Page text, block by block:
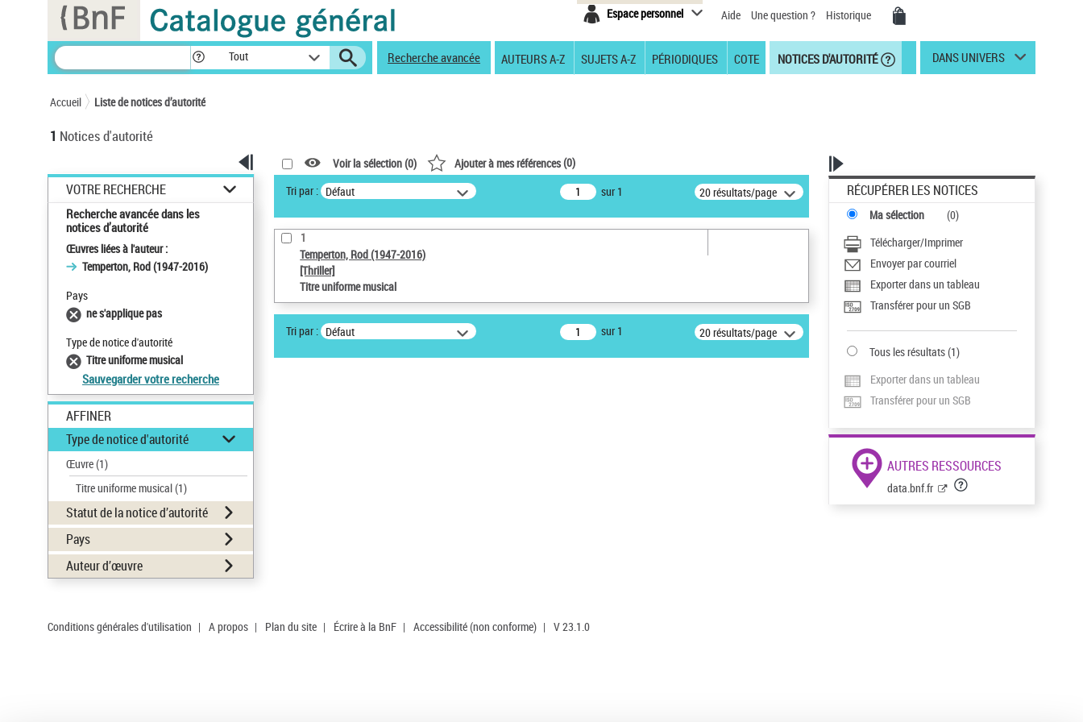
Espace personnel Aide Une question ? Historique
Tout Recherche avancée AUTEURS A-Z SUJETS A-Z PÉRIODIQUES COTE NOTICES D'AUTORITÉ DANS UNIVERS
Accueil Liste de notices d’autorité
1 Notices d'autorité
VOTRE RECHERCHE
Recherche avancée dans les
notices d’autorité
Œuvres liées à l'auteur :
Temperton, Rod (1947-2016)
Pays
ne s'applique pas
Type de notice d'autorité
Titre uniforme musical
Sauvegarder votre recherche
AFFINER
Type de notice d'autorité
Œuvre(1)
Titre uniforme musical(1)
Statut de la notice d’autorité
Pays
Auteur d’œuvre
Voir la sélection (0) Ajouter à mes références(0)
Tri par : Défaut sur 1 20 résultats/page
1
Temperton, Rod (1947-2016)
[Thriller]
Titre uniforme musical
Tri par : Défaut sur 1 20 résultats/page
RÉCUPÉRER LES NOTICES
Ma sélection (0)
Télécharger/Imprimer
Envoyer par courriel
Exporter dans un tableau
Transférer pour un SGB
Tous les résultats(1)
Exporter dans un tableau
Transférer pour un SGB
AUTRES RESSOURCES
data.bnf.fr
Conditions générales d'utilisation | A propos | Plan du site | Écrire à la BnF | Accessibilité (non conforme) | V 23.1.0
Panneau de gestion des cookies